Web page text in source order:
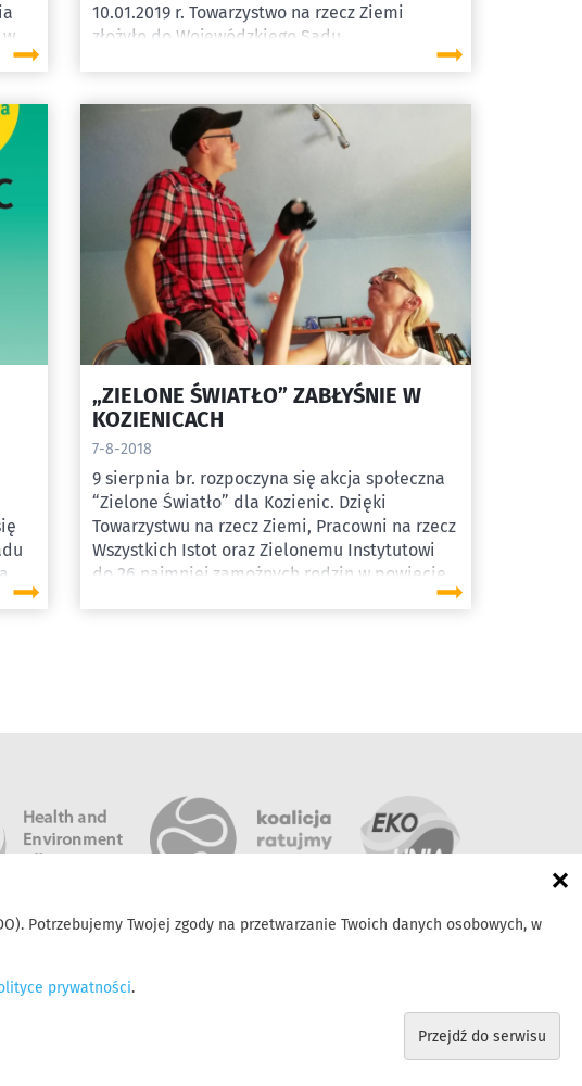
w
10.01.2019 r. Towarzystwo na rzecz Ziemi
złożyło do Wojewódzkiego Sądu
środowiska odmawiające organizacji udziału w
postępowaniu w zakresie dostosowania
nowego bloku w Kozienicach do standardów
BAT. Przy okazji trwającej procedury związanej
z wdrożeniem norm unijnych Enea wnioskuje o
zmiany, które grożą zwiększeniem
negatywnego oddziaływania instalacji na
środowisko i przyznaje, że założenia projektu
były niewłaściwe.
„ZIELONE ŚWIATŁO” ZABŁYŚNIE W
KOZIENICACH
7-8-2018
9 sierpnia br. rozpoczyna się akcja społeczna
“Zielone Światło” dla Kozienic. Dzięki
Towarzystwu na rzecz Ziemi, Pracowni na rzecz
Wszystkich Istot oraz Zielonemu Instytutowi
do 26 najmniej zamożnych rodzin w powiecie
×
Potrzebujemy Twojej zgody na przetwarzanie Twoich danych osobowych, w
prywatności.
Przejdź do serwisu